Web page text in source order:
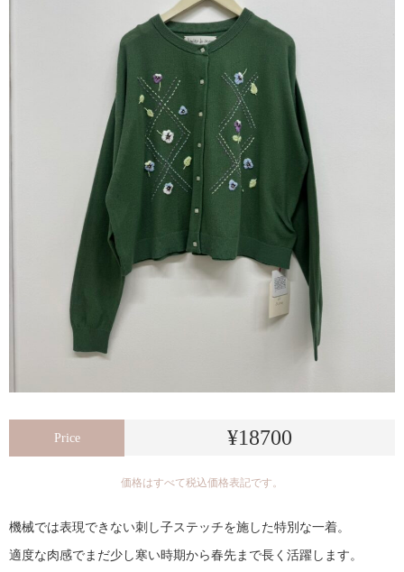
Price ¥18700
価格はすべて税込価格表記です。
機械では表現できない刺し子ステッチを施した特別な一着。
適度な肉感でまだ少し寒い時期から春先まで長く活躍します。